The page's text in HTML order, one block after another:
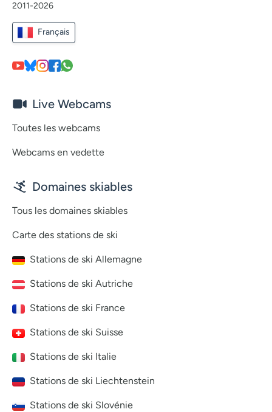
2011-2026
Français
Live Webcams
Toutes les webcams
Webcams en vedette
Domaines skiables
Tous les domaines skiables
Carte des stations de ski
Stations de ski Allemagne
Stations de ski Autriche
Stations de ski France
Stations de ski Suisse
Stations de ski Italie
Stations de ski Liechtenstein
Stations de ski Slovénie